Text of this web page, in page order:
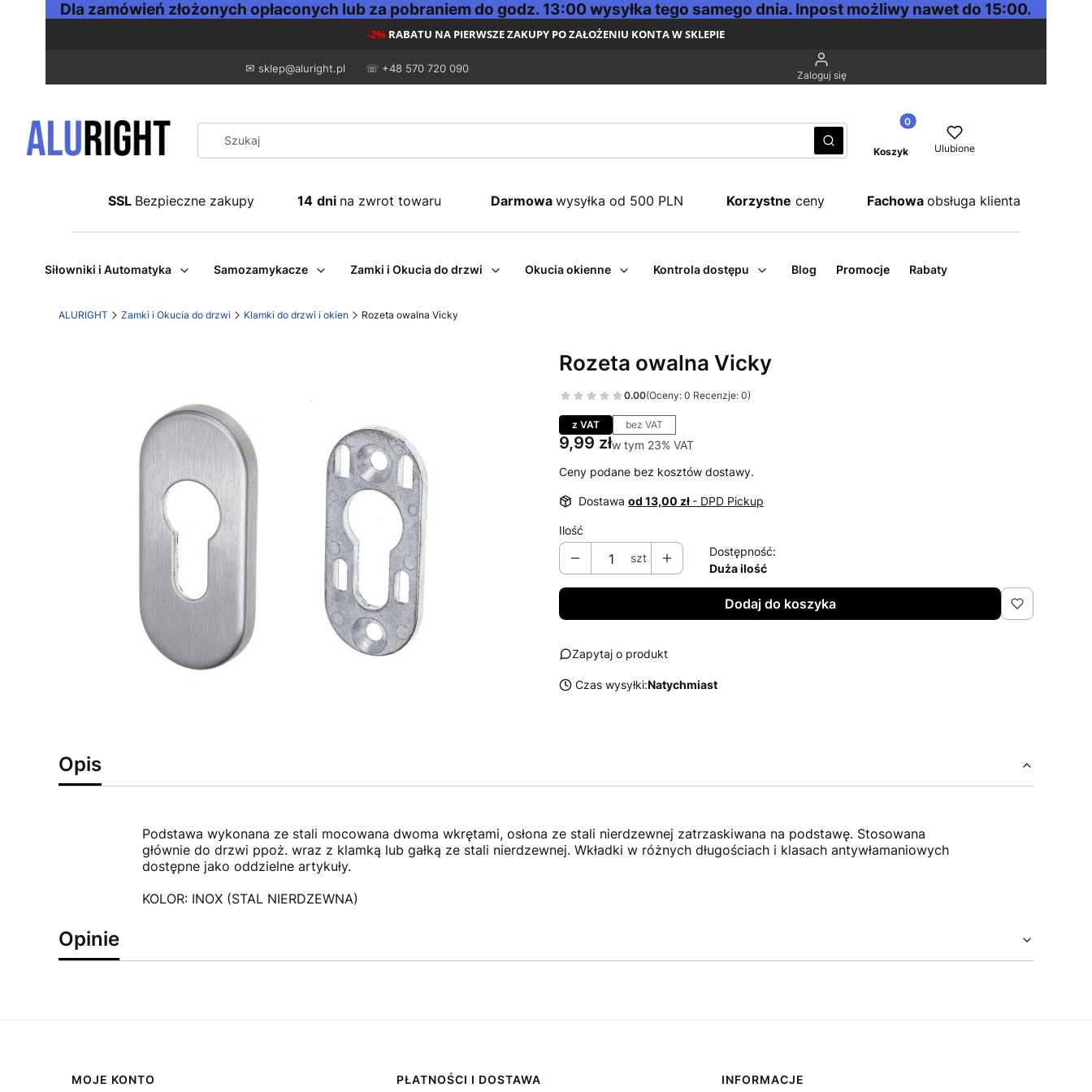
Dla zamówień złożonych opłaconych lub za pobraniem do godz. 13:00 wysyłka tego samego dnia. Inpost możliwy nawet do 15:00.
-2% RABATU NA PIERWSZE ZAKUPY PO ZAŁOŻENIU KONTA W SKLEPIE
✉ sklep@aluright.pl ☏ +48 570 720 090 Zaloguj się
WyczyśćSzukaj
Produkty w koszyku: 0. Zobacz
Koszyk Ulubione
SSL Bezpieczne zakupy 14 dni na zwrot towaru Darmowa wysyłka od 500 PLN Korzystne ceny Fachowa obsługa klienta
Siłowniki i Automatyka Samozamykacze Zamki i Okucia do drzwi Okucia okienne Kontrola dostępu Blog Promocje Rabaty
ALURIGHT Zamki i Okucia do drzwi Klamki do drzwi i okien Rozeta owalna Vicky
Rozeta owalna Vicky
0.00(Oceny: 0 Recenzje: 0)
Przejdź do sekcji Opinie
z VAT bez VAT
Cena
9,99 złw tym 23% VAT
w tym 23% VAT
Ceny podane bez kosztów dostawy.
Dostawa od 13,00 zł - DPD Pickup
Ilość
szt
Dostępność:
Duża ilość
Dodaj do koszyka
Zapytaj o produkt
Czas wysyłki:Natychmiast
Opis
Podstawa wykonana ze stali mocowana dwoma wkrętami, osłona ze stali nierdzewnej zatrzaskiwana na podstawę. Stosowana
głównie do drzwi ppoż. wraz z klamką lub gałką ze stali nierdzewnej. Wkładki w różnych długościach i klasach antywłamaniowych
dostępne jako oddzielne artykuły.
KOLOR: INOX (STAL NIERDZEWNA)
Opinie
Linki w stopce
MOJE KONTO PŁATNOŚCI I DOSTAWA INFORMACJE